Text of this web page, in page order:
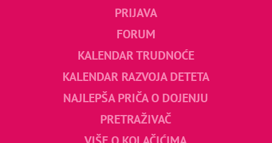
PRIJAVA
FORUM
KALENDAR TRUDNOĆE
KALENDAR RAZVOJA DETETA
NAJLEPŠA PRIČA O DOJENJU
PRETRAŽIVAČ